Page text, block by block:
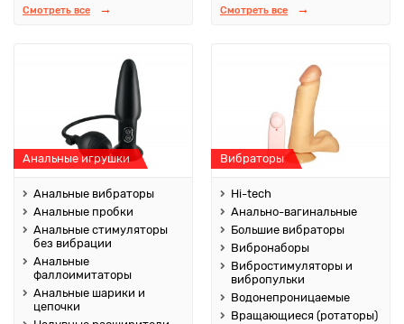
Смотреть все Смотреть все
Анальные игрушки
Анальные вибраторы
Анальные пробки
Анальные стимуляторы
без вибрации
Анальные
фаллоимитаторы
Анальные шарики и
цепочки
Вибраторы
Hi-tech
Анально-вагинальные
Большие вибраторы
Вибронаборы
Вибростимуляторы и
вибропульки
Водонепроницаемые
Вращающиеся (ротаторы)